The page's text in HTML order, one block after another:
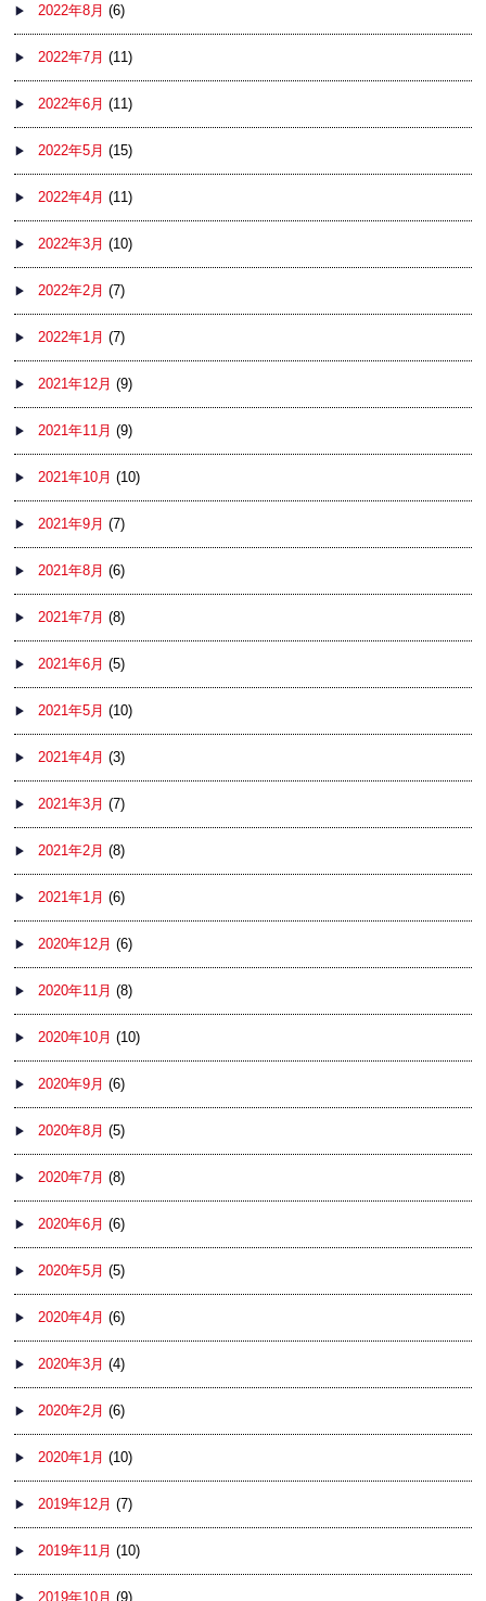
2022年8月 (6)
2022年7月 (11)
2022年6月 (11)
2022年5月 (15)
2022年4月 (11)
2022年3月 (10)
2022年2月 (7)
2022年1月 (7)
2021年12月 (9)
2021年11月 (9)
2021年10月 (10)
2021年9月 (7)
2021年8月 (6)
2021年7月 (8)
2021年6月 (5)
2021年5月 (10)
2021年4月 (3)
2021年3月 (7)
2021年2月 (8)
2021年1月 (6)
2020年12月 (6)
2020年11月 (8)
2020年10月 (10)
2020年9月 (6)
2020年8月 (5)
2020年7月 (8)
2020年6月 (6)
2020年5月 (5)
2020年4月 (6)
2020年3月 (4)
2020年2月 (6)
2020年1月 (10)
2019年12月 (7)
2019年11月 (10)
2019年10月 (9)